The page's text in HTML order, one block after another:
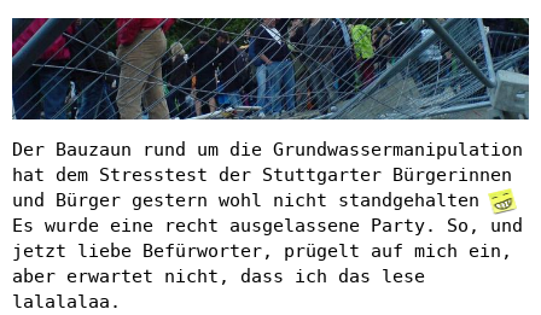
Der Bauzaun rund um die Grundwassermanipulation
hat dem Stresstest der Stuttgarter Bürgerinnen
und Bürger gestern wohl nicht standgehalten
Es wurde eine recht ausgelassene Party. So, und
jetzt liebe Befürworter, prügelt auf mich ein,
aber erwartet nicht, dass ich das lese
lalalalaa.